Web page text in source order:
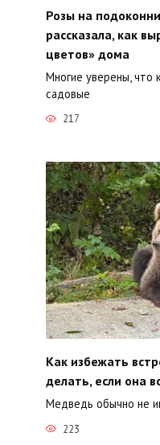
Розы на
рассказала, как
цветов» дома
Многие уверены, что
садовые
217
Как избежать
делать, если она
Медведь обычно не
223